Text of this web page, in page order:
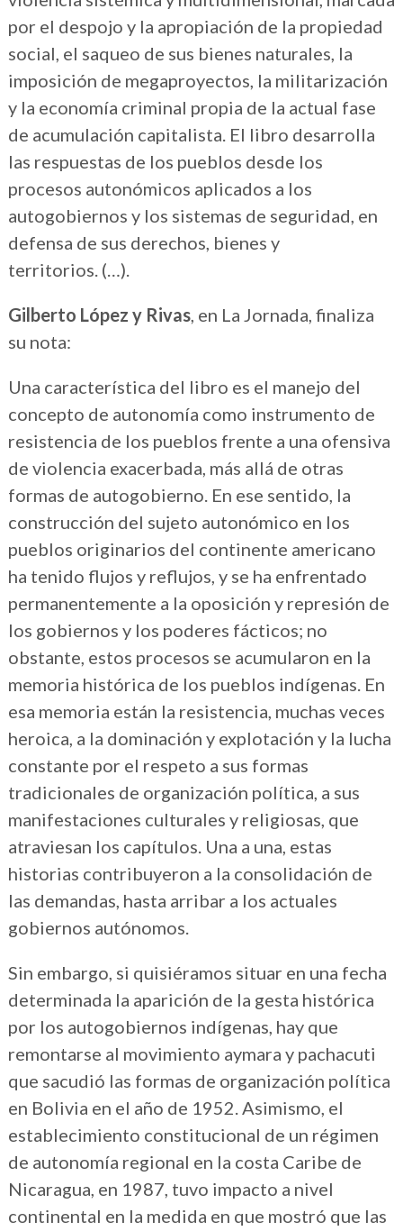
por el despojo y la apropiación de la propiedad
social, el saqueo de sus bienes naturales, la
imposición de megaproyectos, la militarización
y la economía criminal propia de la actual fase
de acumulación capitalista. El libro desarrolla
las respuestas de los pueblos desde los
procesos autonómicos aplicados a los
autogobiernos y los sistemas de seguridad, en
defensa de sus derechos, bienes y
territorios. (…).
Gilberto López y Rivas, en La Jornada, finaliza
su nota:
Una característica del libro es el manejo del
concepto de autonomía como instrumento de
resistencia de los pueblos frente a una ofensiva
de violencia exacerbada, más allá de otras
formas de autogobierno. En ese sentido, la
construcción del sujeto autonómico en los
pueblos originarios del continente americano
ha tenido flujos y reflujos, y se ha enfrentado
permanentemente a la oposición y represión de
los gobiernos y los poderes fácticos; no
obstante, estos procesos se acumularon en la
memoria histórica de los pueblos indígenas. En
esa memoria están la resistencia, muchas veces
heroica, a la dominación y explotación y la lucha
constante por el respeto a sus formas
tradicionales de organización política, a sus
manifestaciones culturales y religiosas, que
atraviesan los capítulos. Una a una, estas
historias contribuyeron a la consolidación de
las demandas, hasta arribar a los actuales
gobiernos autónomos.
Sin embargo, si quisiéramos situar en una fecha
determinada la aparición de la gesta histórica
por los autogobiernos indígenas, hay que
remontarse al movimiento aymara y pachacuti
que sacudió las formas de organización política
en Bolivia en el año de 1952. Asimismo, el
establecimiento constitucional de un régimen
de autonomía regional en la costa Caribe de
Nicaragua, en 1987, tuvo impacto a nivel
continental en la medida en que mostró que las